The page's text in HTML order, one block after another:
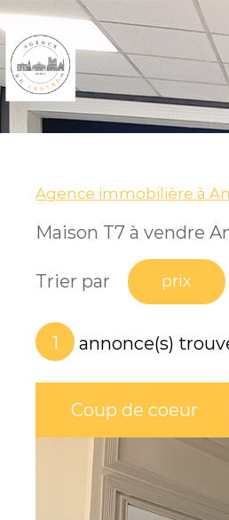
Agence immobilière à
Maison T7 à vendre
Trier par prix
1 annonce(s)
Coup de coeur